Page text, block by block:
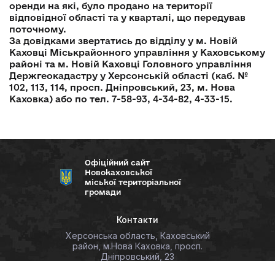
оренди на які, було продано на території
відповідної області та у кварталі, що передував
поточному.
За довідками звертатись до відділу у м. Новій
Каховці Міськрайонного управління у Каховському
районі та м. Новій Каховці Головного управління
Держгеокадастру у Херсонській області (каб. №
102, 113, 114, просп. Дніпровський, 23, м. Нова
Каховка) або по тел. 7-58-93, 4-34-82, 4-33-15.
Офіційний сайт
Новокаховської
міської територіальної
громади
Контакти
Херсонська область, Каховський
район, м.Нова Каховка, просп.
Дніпровський, 23